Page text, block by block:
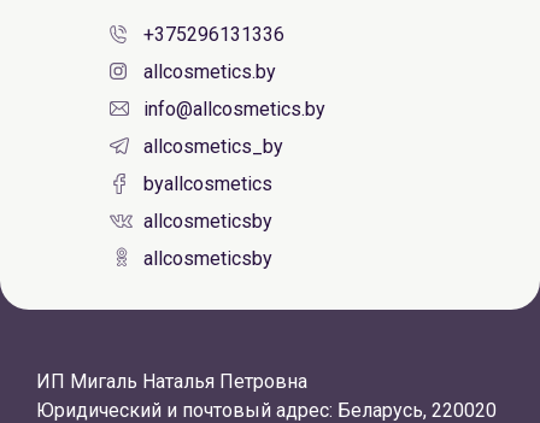
+375296131336
allcosmetics.by
info@allcosmetics.by
allcosmetics_by
byallcosmetics
allcosmeticsby
allcosmeticsby
ИП Мигаль Наталья Петровна
Юридический и почтовый адрес: Беларусь, 220020